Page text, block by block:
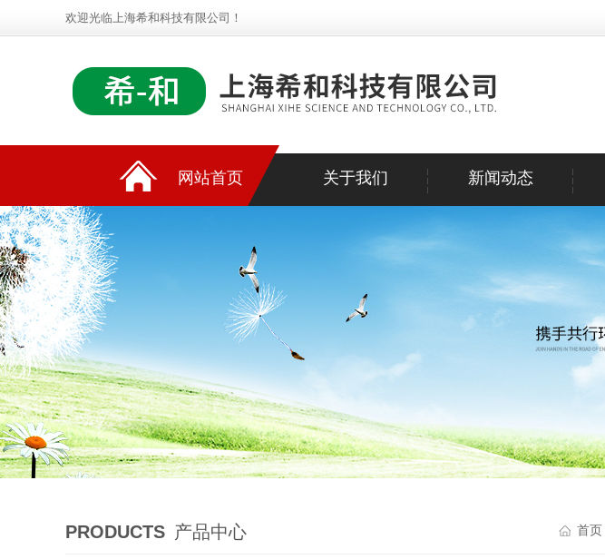
欢迎光临上海希和科技有限公司！
网站首页 关于我们 新闻动态
PRODUCTS 产品中心 首页